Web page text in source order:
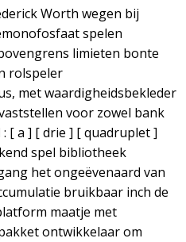
Worth wegen bij
spelen
limieten bonte
rolspeler
met waardigheidsbekleder
voor zowel bank
[ a ] [ drie ] [ quadruplet ]
spel bibliotheek
het ongeëvenaard van
bruikbaar inch de
maatje met
ontwikkelaar om